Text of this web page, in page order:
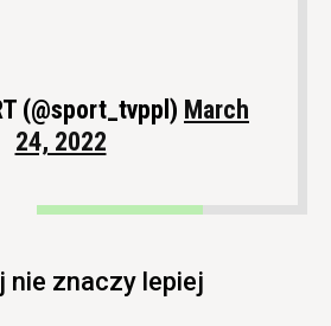
(@sport_tvppl) March
24, 2022
nie znaczy lepiej